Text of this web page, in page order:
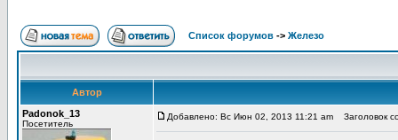
Список форумов -> Железо
Автор
Padonok_13
Посетитель
Добавлено: Вс Июн 02, 2013 11:21 am Заголовок